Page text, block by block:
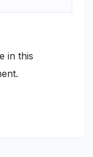
in this